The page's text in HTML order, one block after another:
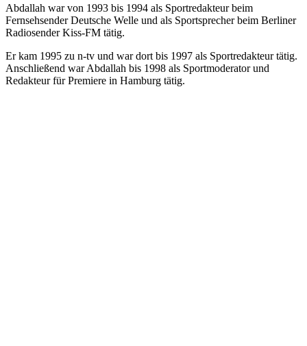
Abdallah war von 1993 bis 1994 als Sportredakteur beim
Fernsehsender Deutsche Welle und als Sportsprecher beim Berliner
Radiosender Kiss-FM tätig.
Er kam 1995 zu n-tv und war dort bis 1997 als Sportredakteur tätig.
Anschließend war Abdallah bis 1998 als Sportmoderator und
Redakteur für Premiere in Hamburg tätig.